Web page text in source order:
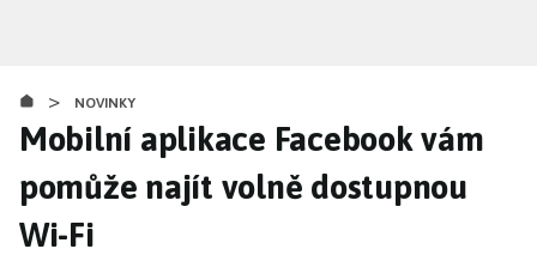
obsahu
> NOVINKY
Mobilní aplikace Facebook vám
pomůže najít volně dostupnou
Wi-Fi